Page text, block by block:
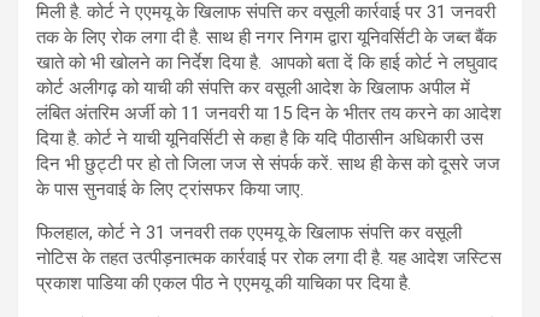
मिली है. कोर्ट ने एएमयू के खिलाफ संपत्ति कर वसूली कार्रवाई पर 31 जनवरी
तक के लिए रोक लगा दी है. साथ ही नगर निगम द्वारा यूनिवर्सिटी के जब्त बैंक
खाते को भी खोलने का निर्देश दिया है. आपको बता दें कि हाई कोर्ट ने लघुवाद
कोर्ट अलीगढ़ को याची की संपत्ति कर वसूली आदेश के खिलाफ अपील में
लंबित अंतरिम अर्जी को 11 जनवरी या 15 दिन के भीतर तय करने का आदेश
दिया है. कोर्ट ने याची यूनिवर्सिटी से कहा है कि यदि पीठासीन अधिकारी उस
दिन भी छुट्टी पर हो तो जिला जज से संपर्क करें. साथ ही केस को दूसरे जज
के पास सुनवाई के लिए ट्रांसफर किया जाए.
फिलहाल, कोर्ट ने 31 जनवरी तक एएमयू के खिलाफ संपत्ति कर वसूली
नोटिस के तहत उत्पीड़नात्मक कार्रवाई पर रोक लगा दी है. यह आदेश जस्टिस
प्रकाश पाडिया की एकल पीठ ने एएमयू की याचिका पर दिया है.